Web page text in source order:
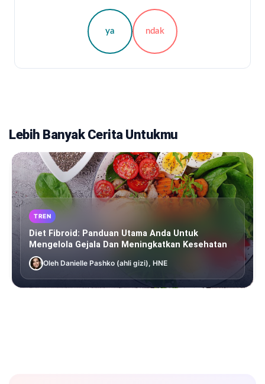
ya ndak
Lebih Banyak Cerita Untukmu
TREN
Diet Fibroid: Panduan Utama Anda Untuk
Mengelola Gejala Dan Meningkatkan Kesehatan
Oleh Danielle Pashko (ahli gizi), HNE